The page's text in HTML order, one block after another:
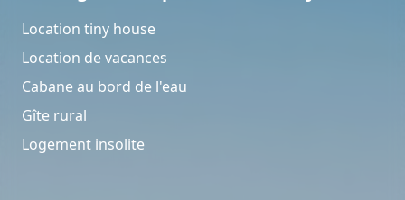
Location tiny house
Location de vacances
Cabane au bord de l'eau
Gîte rural
Logement insolite